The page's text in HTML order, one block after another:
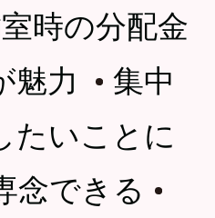
時の分配金
魅力 ・集中
たいことに
念できる ・